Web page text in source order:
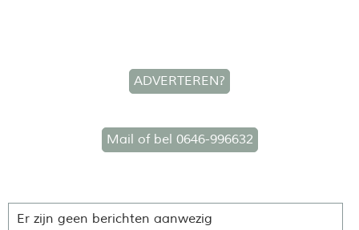
ADVERTEREN?
Mail of bel 0646-996632
Er zijn geen berichten aanwezig